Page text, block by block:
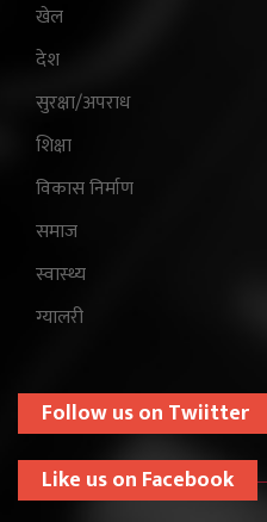
खेल
देश
सुरक्षा/अपराध
शिक्षा
विकास निर्माण
समाज
स्वास्थ्य
ग्यालरी
Follow us on Twiitter
Like us on Facebook